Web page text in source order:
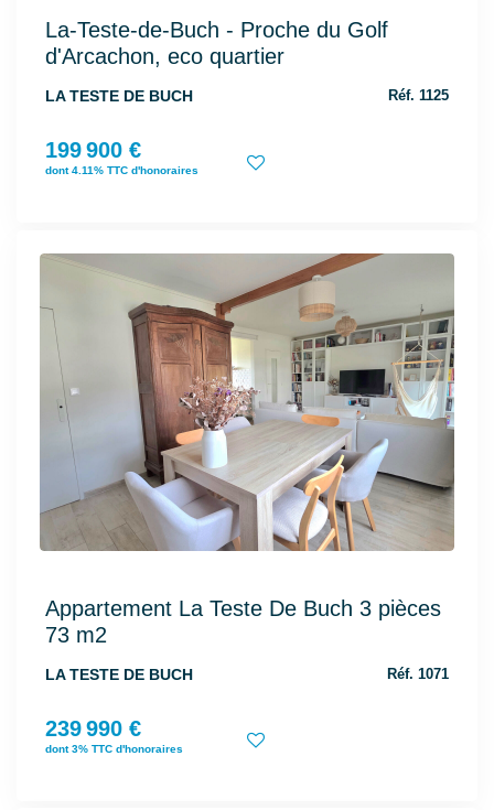
La-Teste-de-Buch - Proche du Golf
d'Arcachon, eco quartier
LA TESTE DE BUCH Réf. 1125
199 900 €
dont 4.11% TTC d'honoraires
Appartement La Teste De Buch 3 pièces
73 m2
LA TESTE DE BUCH Réf. 1071
239 990 €
dont 3% TTC d'honoraires